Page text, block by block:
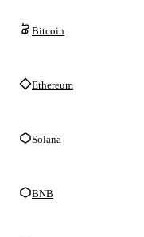
Bitcoin
Ethereum
Solana
BNB